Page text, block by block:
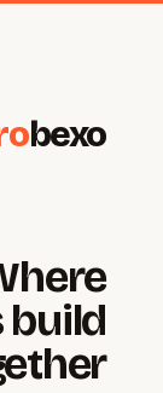
bexo
build